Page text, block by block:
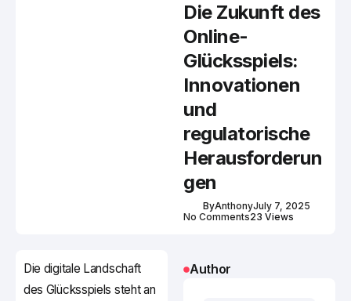
Die Zukunft des
Online-
Glücksspiels:
Innovationen
und
regulatorische
Herausforderun
gen
ByAnthonyJuly 7, 2025
No Comments23 Views
Die digitale Landschaft
des Glücksspiels steht an
Author